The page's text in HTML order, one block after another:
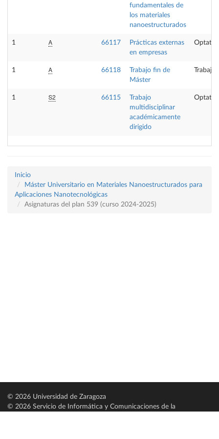
fundamentales de
los materiales
nanoestructurados
1 A 66117
Prácticas externas
en empresas
1 A 66118
Trabajo fin de
Máster
1 S2 66115
Trabajo
multidisciplinar
académicamente
dirigido
Inicio
Máster Universitario en Materiales Nanoestructurados para
Aplicaciones Nanotecnológicas
Asignaturas del plan 539 (curso 2024-2025)
© 2026 Universidad de Zaragoza
© 2026 Servicio de Informática y Comunicaciones de la